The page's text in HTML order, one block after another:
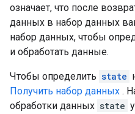
означает, что после
данных в набор данных
набор данных, чтобы
и обработать данные.
Чтобы определить state
Получить набор данных .
обработки данных state